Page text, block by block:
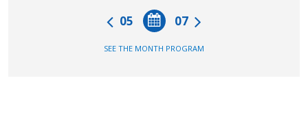
07
05
SEE THE MONTH PROGRAM